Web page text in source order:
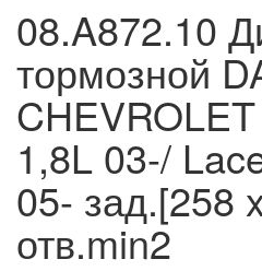
08.A872.10
тормозной
1,8L 03-/
05- зад.[258
отв.min2